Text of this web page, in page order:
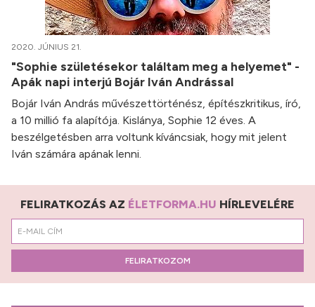
2020. JÚNIUS 21.
"Sophie születésekor találtam meg a helyemet" -
Apák napi interjú Bojár Iván Andrással
Bojár Iván András művészettörténész, építészkritikus, író,
a 10 millió fa alapítója. Kislánya, Sophie 12 éves. A
beszélgetésben arra voltunk kíváncsiak, hogy mit jelent
Iván számára apának lenni.
FELIRATKOZÁS AZ ÉLETFORMA.HU HÍRLEVELÉRE
FELIRATKOZOM